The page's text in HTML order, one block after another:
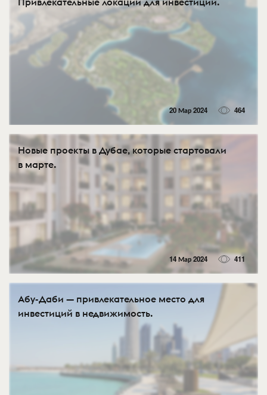
20 Мар 2024 464
Новые проекты в Дубае, которые стартовали
в марте.
14 Мар 2024 411
Абу-Даби — привлекательное место для
инвестиций в недвижимость.